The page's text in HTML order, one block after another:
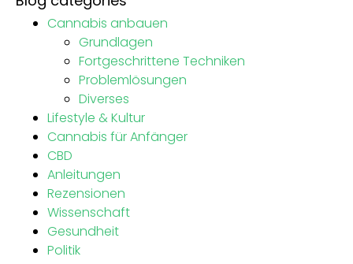
Cannabis anbauen
Grundlagen
Fortgeschrittene Techniken
Problemlösungen
Diverses
Lifestyle & Kultur
Cannabis für Anfänger
CBD
Anleitungen
Rezensionen
Wissenschaft
Gesundheit
Politik